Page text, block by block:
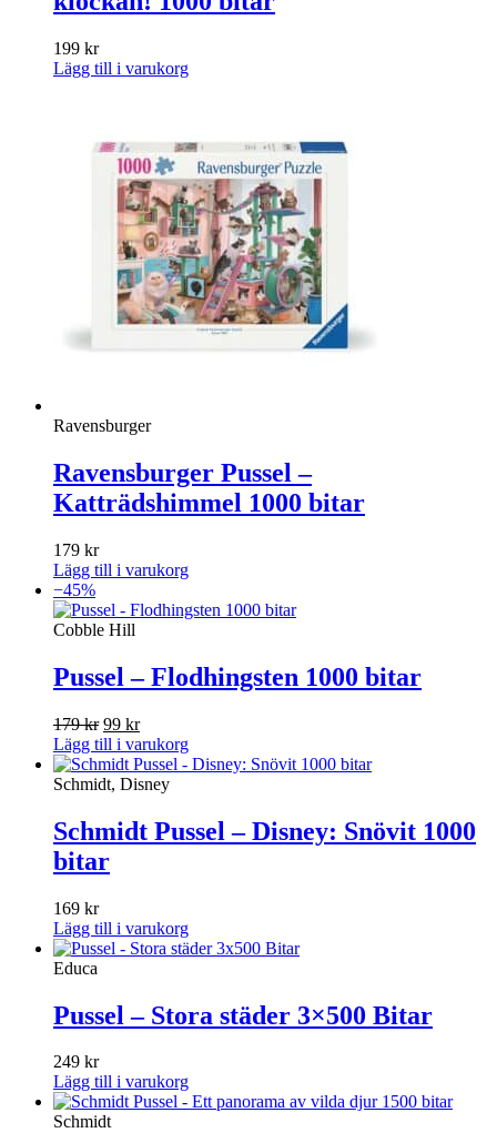
199 kr
Lägg till i varukorg
Ravensburger
Ravensburger Pussel –
Katträdshimmel 1000 bitar
179 kr
Lägg till i varukorg
−45%
Cobble Hill
Pussel – Flodhingsten 1000 bitar
179kr Det
ursprungliga
priset
var:
99 krDet
nuvarande
priset
är:
Lägg till i varukorg
Schmidt, Disney
Schmidt Pussel – Disney: Snövit 1000
bitar
169 kr
Lägg till i varukorg
Educa
Pussel – Stora städer 3×500 Bitar
249 kr
Lägg till i varukorg
Schmidt